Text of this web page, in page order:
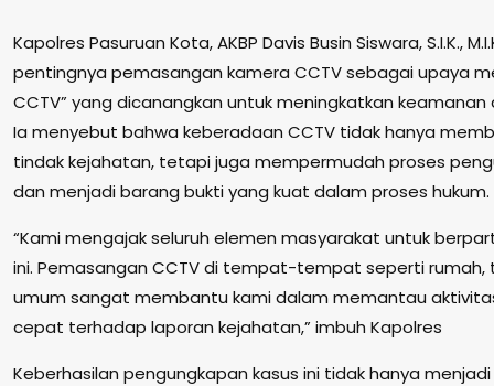
Kapolres Pasuruan Kota, AKBP Davis Busin Siswara, S.I.K.,
pentingnya pemasangan kamera CCTV sebagai upaya
CCTV” yang dicanangkan untuk meningkatkan
Ia menyebut bahwa keberadaan CCTV tidak hanya
tindak kejahatan, tetapi juga mempermudah proses
dan menjadi barang bukti yang kuat dalam proses hukum.
“Kami mengajak seluruh elemen masyarakat untuk
ini. Pemasangan CCTV di tempat-tempat seperti rumah,
umum sangat membantu kami dalam memantau
cepat terhadap laporan kejahatan,” imbuh Kapolres
Keberhasilan pengungkapan kasus ini tidak hanya